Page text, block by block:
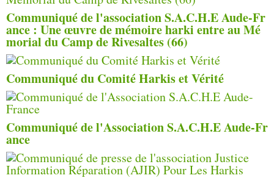
Communiqué de l'association S.A.C.H.E Aude-Fr
ance : Une œuvre de mémoire harki entre au Mé
morial du Camp de Rivesaltes (66)
Communiqué du Comité Harkis et Vérité
Communiqué de l'Association S.A.C.H.E Aude-Fr
ance